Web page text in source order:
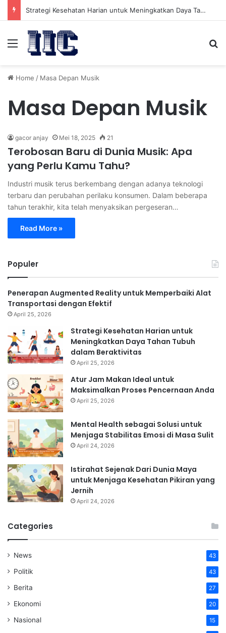
Strategi Kesehatan Harian untuk Meningkatkan Daya Tahan Tubuh dalam Beraktivitas
Menu
Home / Masa Depan Musik
Masa Depan Musik
gacor anjay Mei 18, 2025 21
Terobosan Baru di Dunia Musik: Apa
yang Perlu Kamu Tahu?
Industri musik terus berkembang dengan adanya teknologi
terbaru dan perubahan perilaku konsumen. Dalam beberapa
tahun terakhir, kita telah menyaksikan pergeseran…
Read More »
Populer
Penerapan Augmented Reality untuk Memperbaiki Alat
Transportasi dengan Efektif
April 25, 2026
Strategi Kesehatan Harian untuk
Meningkatkan Daya Tahan Tubuh
dalam Beraktivitas
April 25, 2026
Atur Jam Makan Ideal untuk
Maksimalkan Proses Pencernaan Anda
April 25, 2026
Mental Health sebagai Solusi untuk
Menjaga Stabilitas Emosi di Masa Sulit
April 24, 2026
Istirahat Sejenak Dari Dunia Maya
untuk Menjaga Kesehatan Pikiran yang
Jernih
April 24, 2026
Categories
News 43
Politik 43
Berita 27
Ekonomi 20
Nasional 15